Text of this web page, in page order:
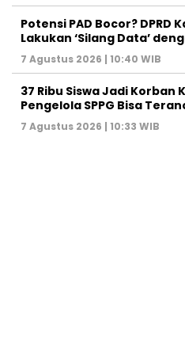
Potensi PAD Bocor?
Lakukan ‘Silang Data’
7 Agustus 2026 | 10:40 WIB
37 Ribu Siswa Jadi Korban
Pengelola SPPG Bisa
7 Agustus 2026 | 10:33 WIB